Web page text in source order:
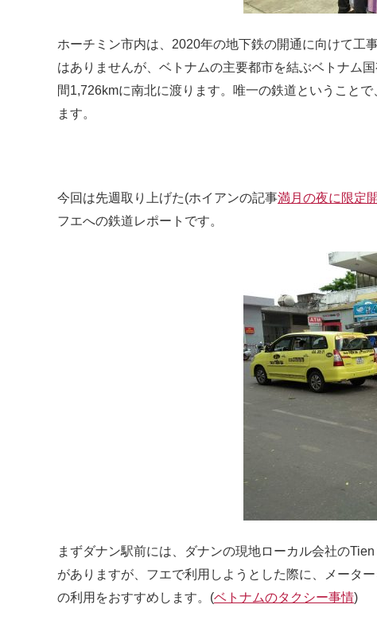
ホーチミン市内は、2020年の地下鉄の開通に向けて工
はありませんが、ベトナムの主要都市を結ぶベトナム
間1,726kmに南北に渡ります。唯一の鉄道ということ
ます。
今回は先週取り上げた(ホイアンの記事満月の夜に限定
フエへの鉄道レポートです。
まずダナン駅前には、ダナンの現地ローカル会社の
がありますが、フエで利用しようとした際に、メータ
の利用をおすすめします。(ベトナムのタクシー事情)